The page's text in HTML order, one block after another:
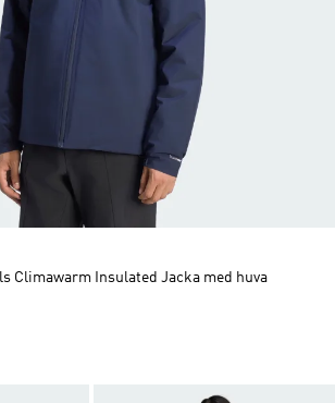
Climawarm Insulated Jacka med huva